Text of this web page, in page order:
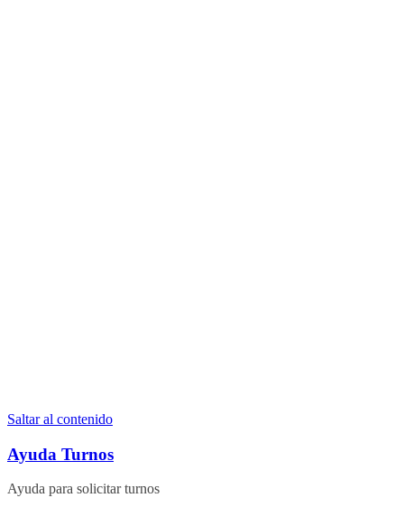
Saltar al contenido
Ayuda Turnos
Ayuda para solicitar turnos